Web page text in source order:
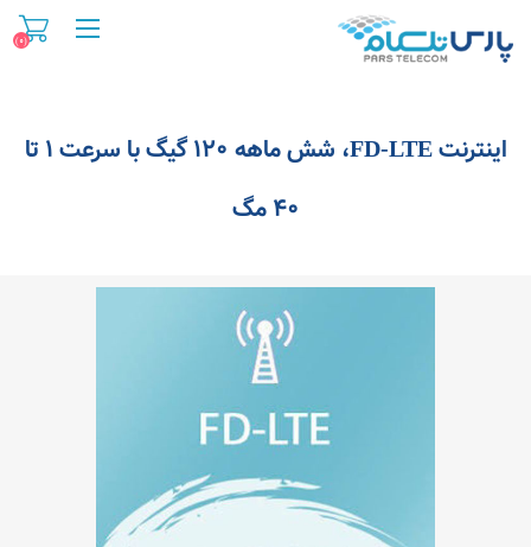
(۰)
اینترنت FD-LTE، شش ماهه ۱۲۰ گیگ با سرعت ۱ تا
۴۰ مگ